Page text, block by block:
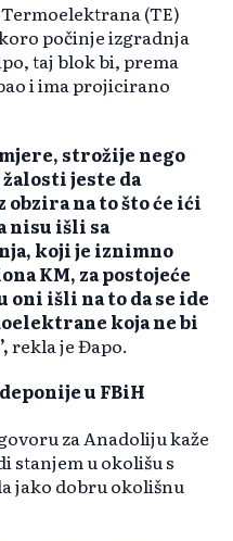
(TE)
počinje izgradnja
taj blok bi, prema
i ima projicirano
strožije nego
žalosti jeste da
na to što će ići
nisu išli sa
koji je iznimno
KM, za postojeće
oni išli na to da se ide
koja ne bi
rekla je Đapo.
u FBiH
za Anadoliju kaže
stanjem u okolišu s
jako dobru okolišnu